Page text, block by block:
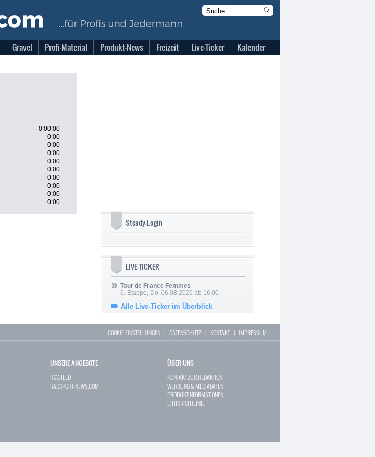
Gravel Profi-Material Produkt-News Freizeit Live-Ticker Kalender
0:00:00
0:00
0:00
0:00
0:00
0:00
0:00
0:00
0:00
0:00
Steady-Login
LIVE-TICKER
Tour de France Femmes
6. Etappe, Do. 06.08.2026 ab 16:00
Alle Live-Ticker im Überblick
COOKIE EINSTELLUNGEN | DATENSCHUTZ | KONTAKT| IMPRESSUM
UNSERE ANGEBOTE
RSS-FEED
RADSPORT-NEWS.COM
ÜBER UNS
KONTAKT ZUR REDAKTION
WERBUNG & MEDIADATEN
PRODUKTINFORMATIONEN
ETHIKRICHTLINIE